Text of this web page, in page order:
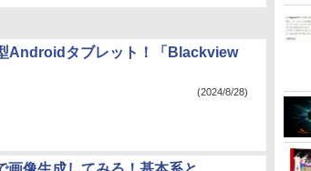
Androidタブレット！「Blackview
(2024/8/28)